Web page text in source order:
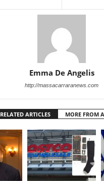
Emma De Angelis
http://massacarraranews.com
RELATED ARTICLES MORE FROM